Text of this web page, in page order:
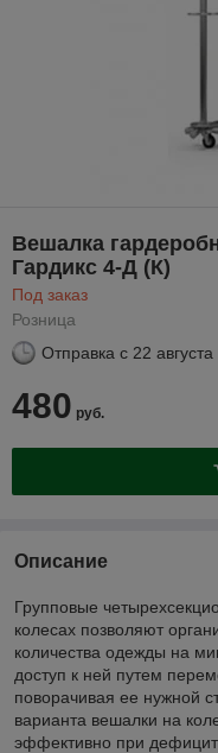
Вешалка
Гардикс 4-Д (К)
Под заказ
Розница
Отправка с 22
480 руб.
Описание
Групповые
колесах позволяют
количества одежды на
доступ к ней путем
поворачивая ее нужной
варианта вешалки на
эффективно при